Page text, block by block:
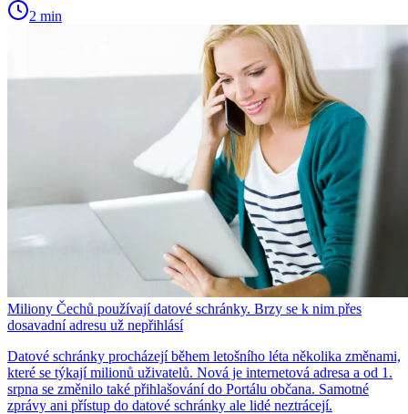
2 min
Miliony Čechů používají datové schránky. Brzy se k nim přes
dosavadní adresu už nepřihlásí
Datové schránky procházejí během letošního léta několika změnami,
které se týkají milionů uživatelů. Nová je internetová adresa a od 1.
srpna se změnilo také přihlašování do Portálu občana. Samotné
zprávy ani přístup do datové schránky ale lidé neztrácejí.